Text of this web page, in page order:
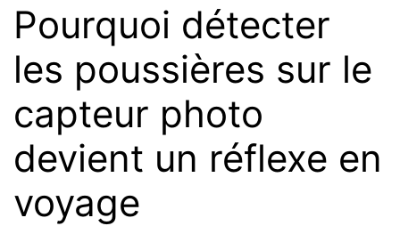
Pourquoi détecter
les poussières sur le
capteur photo
devient un réflexe en
voyage